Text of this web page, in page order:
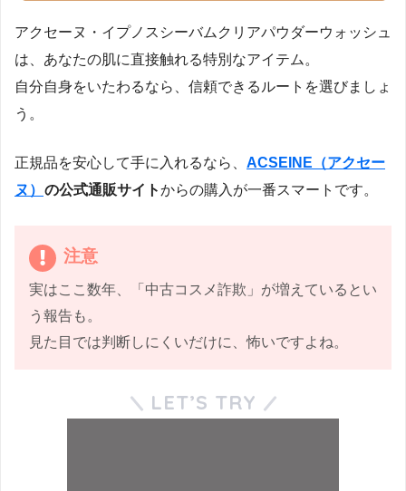
アクセーヌ・イプノスシーバムクリアパウダーウォッシュ
は、あなたの肌に直接触れる特別なアイテム。
自分自身をいたわるなら、信頼できるルートを選びましょ
う。
正規品を安心して手に入れるなら、 ACSEINE（アクセー
ヌ） の公式通販サイトからの購入が一番スマートです。
注意
実はここ数年、「中古コスメ詐欺」が増えているとい
う報告も。
見た目では判断しにくいだけに、怖いですよね。
LET’S TRY